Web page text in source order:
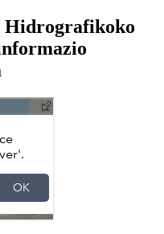
Hidrografikoko